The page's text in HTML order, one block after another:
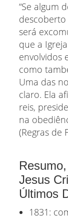
“Se algum
será
que a
envolvidos
como
Uma das
claro. Ela
reis,
na
(Regras de
Jesus
Últimos
1831: